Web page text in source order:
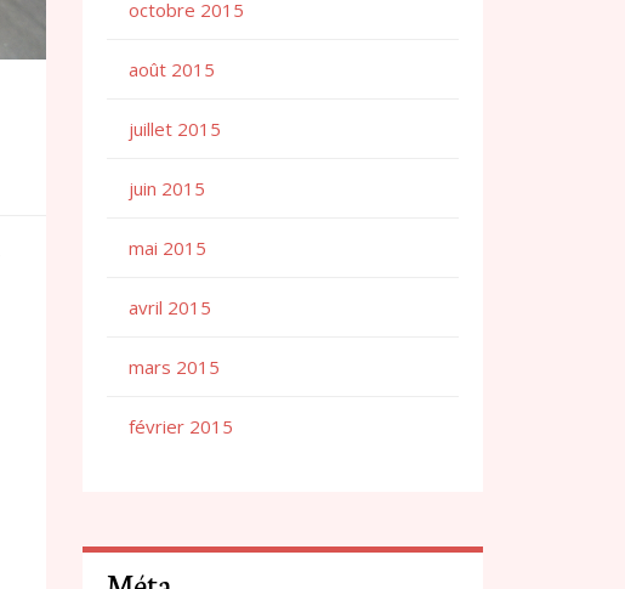
octobre 2015
août 2015
juillet 2015
juin 2015
mai 2015
avril 2015
mars 2015
février 2015